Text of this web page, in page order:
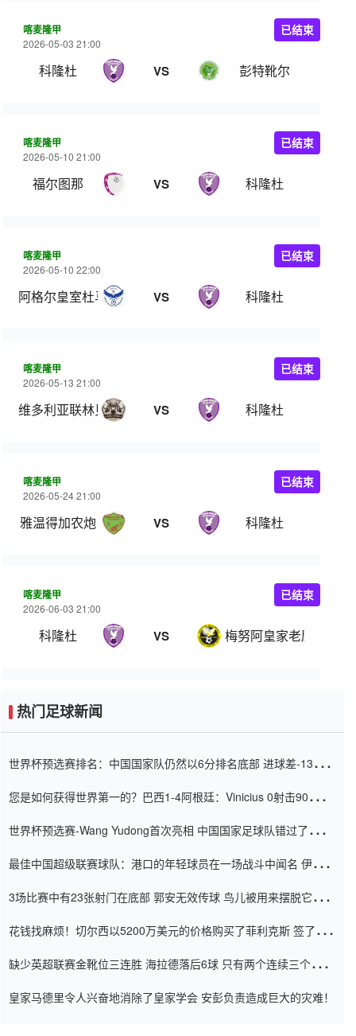
喀麦隆甲
2026-05-03 21:00
科隆杜 VS 彭特靴尔
已结束
喀麦隆甲
2026-05-10 21:00
福尔图那 VS 科隆杜
已结束
喀麦隆甲
2026-05-10 22:00
阿格尔皇室杜马 VS 科隆杜
已结束
喀麦隆甲
2026-05-13 21:00
维多利亚联林贝 VS 科隆杜
已结束
喀麦隆甲
2026-05-24 21:00
雅温得加农炮 VS 科隆杜
已结束
喀麦隆甲
2026-06-03 21:00
科隆杜 VS 梅努阿皇家老鹰
已结束
热门足球新闻
世界杯预选赛排名：中国国家队仍然以6分排名底部 进球差-13令人
您是如何获得世界第一的？巴西1-4阿根廷：Vinicius 0射击90分钟
世界杯预选赛-Wang Yudong首次亮相 中国国家足球队错过了世界
最佳中国超级联赛球队：港口的年轻球员在一场战斗中闻名 伊万放
3场比赛中有23张射门在底部 郭安无效传球 鸟儿被用来摆脱它
花钱找麻烦！切尔西以5200万美元的价格购买了菲利克斯 签了7年
缺少英超联赛金靴位三连胜 海拉德落后6球 只有两个连续三个连续
皇家马德里令人兴奋地消除了皇家学会 安彭负责造成巨大的灾难！